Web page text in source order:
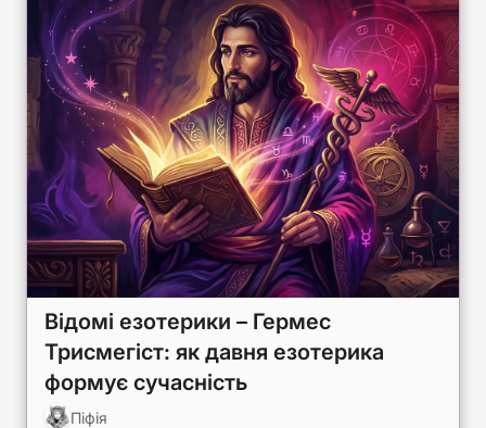
Відомі езотерики – Гермес
Трисмегіст: як давня езотерика
формує сучасність
Піфія